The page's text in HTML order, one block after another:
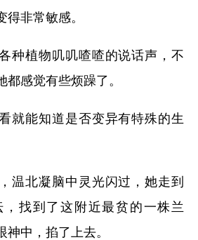
非常敏感。
种植物叽叽喳喳的说话声，不
感觉有些烦躁了。
就能知道是否变异有特殊的生
温北凝脑中灵光闪过，她走到
找到了这附近最贫的一株兰
中，掐了上去。